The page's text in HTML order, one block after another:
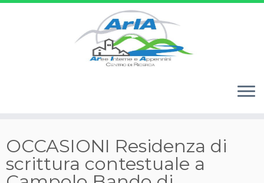
al
contenuto
OCCASIONI Residenza di
scrittura contestuale a